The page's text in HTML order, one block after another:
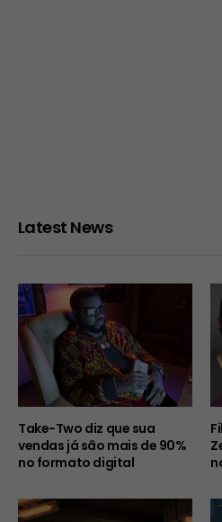
Latest News
Take-Two diz que sua
vendas já são mais de 90%
no formato digital